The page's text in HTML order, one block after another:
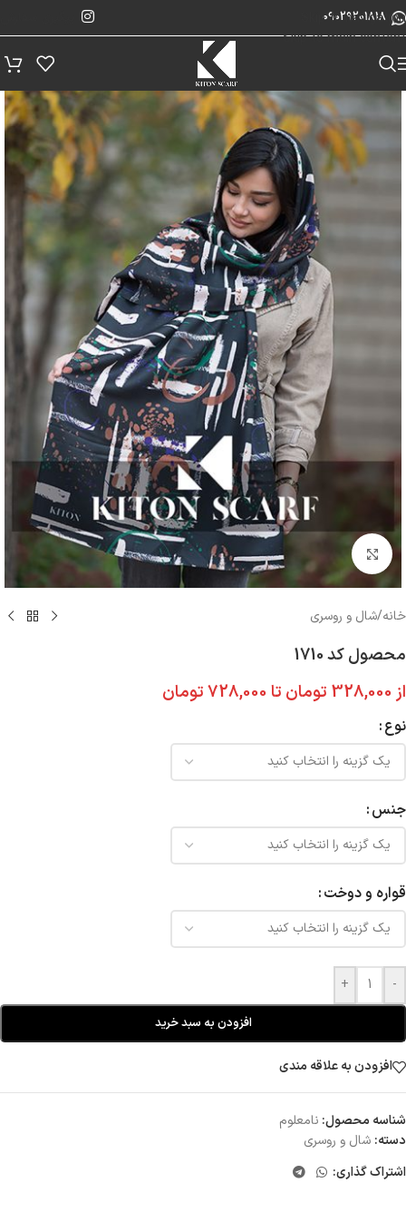
Skip to navigation
Skip to main content
09029201818
بزرگنمایی تصویر
خانه/شال و روسری
محصول کد 1710
از 328,000 تومان تا 728,000تومان
نوع
جنس
قواره و دوخت
-
+
افزودن به سبد خرید
افزودن به علاقه مندی
شناسه محصول: نامعلوم
دسته: شال و روسری
اشتراک گذاری: